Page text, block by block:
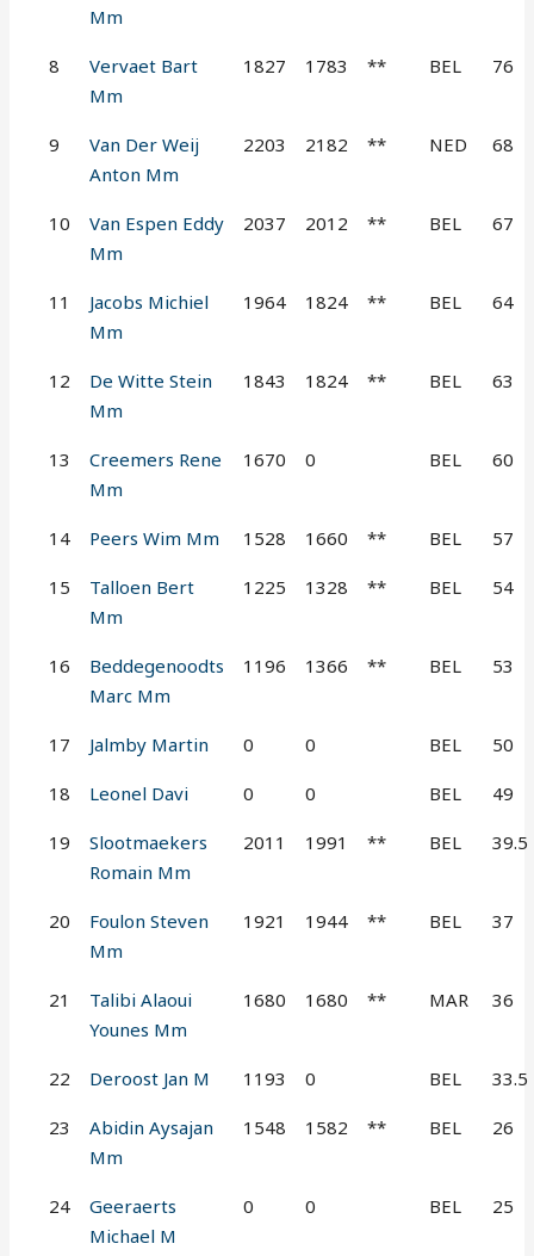
Mm
8
Vervaet Bart
Mm
1827 1783 ** BEL 76
9
Van Der Weij
Anton Mm
2203 2182 ** NED 68
10
Van Espen Eddy
Mm
2037 2012 ** BEL 67
11
Jacobs Michiel
Mm
1964 1824 ** BEL 64
12
De Witte Stein
Mm
1843 1824 ** BEL 63
13
Creemers Rene
Mm
1670 0 BEL 60
14 Peers Wim Mm 1528 1660 ** BEL 57
15
Talloen Bert
Mm
1225 1328 ** BEL 54
16
Beddegenoodts
Marc Mm
1196 1366 ** BEL 53
17 Jalmby Martin 0 0 BEL 50
18 Leonel Davi 0 0 BEL 49
19
Slootmaekers
Romain Mm
2011 1991 ** BEL 39.5
20
Foulon Steven
Mm
1921 1944 ** BEL 37
21
Talibi Alaoui
Younes Mm
1680 1680 ** MAR 36
22 Deroost Jan M 1193 0 BEL 33.5
23
Abidin Aysajan
Mm
1548 1582 ** BEL 26
24
Geeraerts
Michael M
0 0 BEL 25